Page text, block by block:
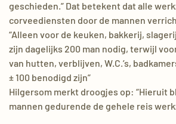
geschieden.” Dat betekent dat alle
corveediensten door de mannen
“Alleen voor de keuken, bakkerij,
zijn dagelijks 200 man nodig, terwijl
van hutten, verblijven, W.C.’s,
± 100 benodigd zijn”
Hilgersom merkt droogjes op: “Hieruit
mannen gedurende de gehele reis